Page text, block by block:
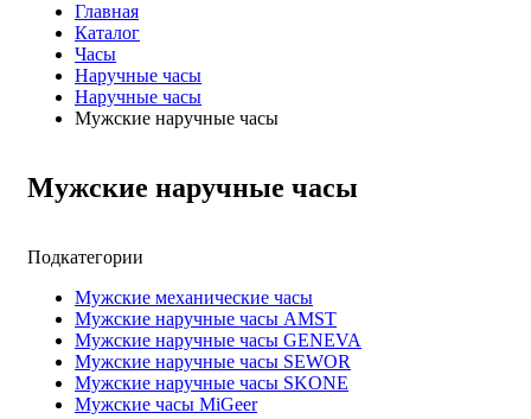
Главная
Каталог
Часы
Наручные часы
Наручные часы
Мужские наручные часы
Мужские наручные часы
Подкатегории
Мужские механические часы
Мужские наручные часы AMST
Мужские наручные часы GENEVA
Мужские наручные часы SEWOR
Мужские наручные часы SKONE
Мужские часы MiGeer